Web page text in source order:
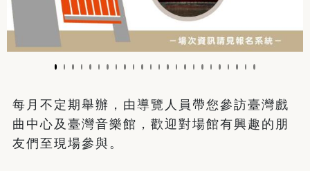
每月不定期舉辦，由導覽人員帶您參訪臺灣戲
曲中心及臺灣音樂館，歡迎對場館有興趣的朋
友們至現場參與。